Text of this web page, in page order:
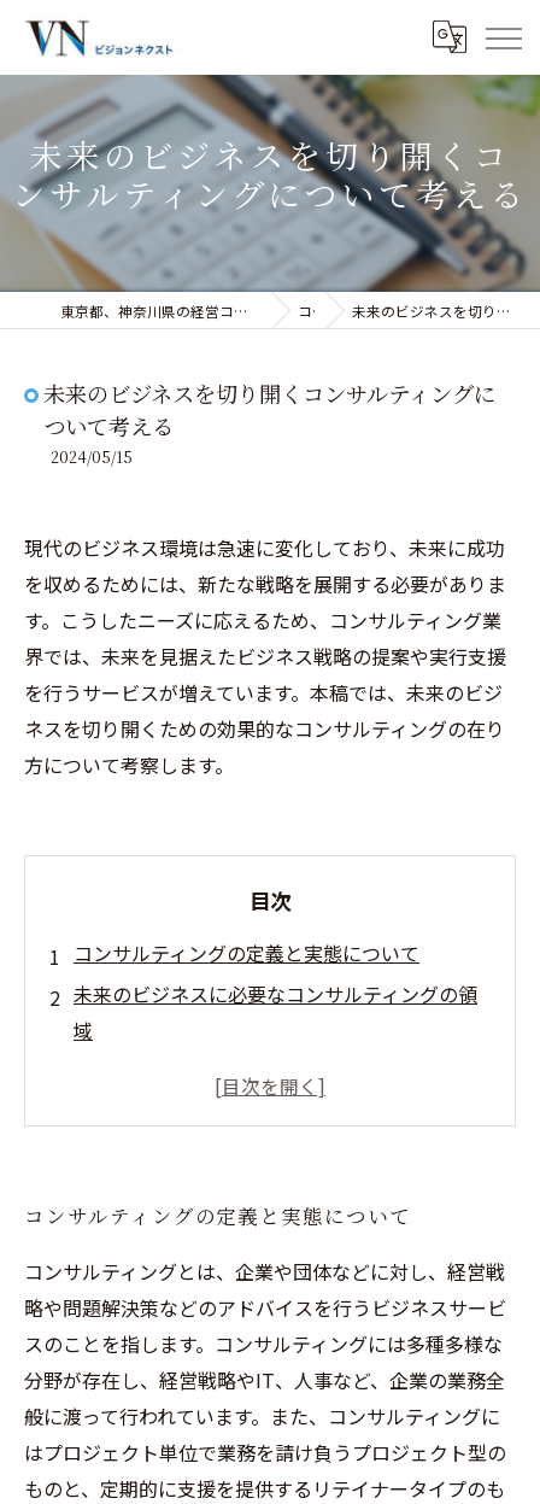
未来のビジネスを切り開くコ
ンサルティングについて考える
東京都、神奈川県の経営コンサルティングなら株式会社ビジョンネクスト コラム 未来のビジネスを切り開くコンサルティングについて考える
未来のビジネスを切り開くコンサルティングに
ついて考える
2024/05/15
現代のビジネス環境は急速に変化しており、未来に成功
を収めるためには、新たな戦略を展開する必要がありま
す。こうしたニーズに応えるため、コンサルティング業
界では、未来を見据えたビジネス戦略の提案や実行支援
を行うサービスが増えています。本稿では、未来のビジ
ネスを切り開くための効果的なコンサルティングの在り
方について考察します。
目次
コンサルティングの定義と実態について
未来のビジネスに必要なコンサルティングの領
域
デジタル化時代におけるコンサルティングの役
顧客中心主義を基盤としたコンサルティングの
未来像
コンサルティングの定義と実態について
コンサルティングとは、企業や団体などに対し、経営戦
略や問題解決策などのアドバイスを行うビジネスサービ
スのことを指します。コンサルティングには多種多様な
分野が存在し、経営戦略やIT、人事など、企業の業務全
般に渡って行われています。また、コンサルティングに
はプロジェクト単位で業務を請け負うプロジェクト型の
ものと、定期的に支援を提供するリテイナータイプのも